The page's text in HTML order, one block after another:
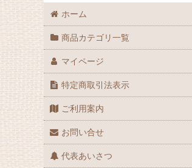
冷凍魚
ホーム
商品カテゴリ一覧
マイページ
特定商取引法表示
ご利用案内
お問い合せ
代表あいさつ